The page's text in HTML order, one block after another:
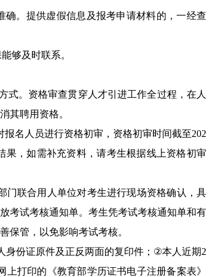
。提供虚假信息及报考申请材料的，一经查
够及时联系。
式。资格审查贯穿人才引进工作全过程，在人
其聘用资格。
名人员进行资格初审，资格初审时间截至202
果，如需补充资料，请考生根据线上资格初审
门联合用人单位对考生进行现场资格确认，具
考试考核通知单。考生凭考试考核通知单和有
保管，以免影响考试考核。
身份证原件及正反两面的复印件； ②本人近期2
上打印的《教育部学历证书电子注册备案表》